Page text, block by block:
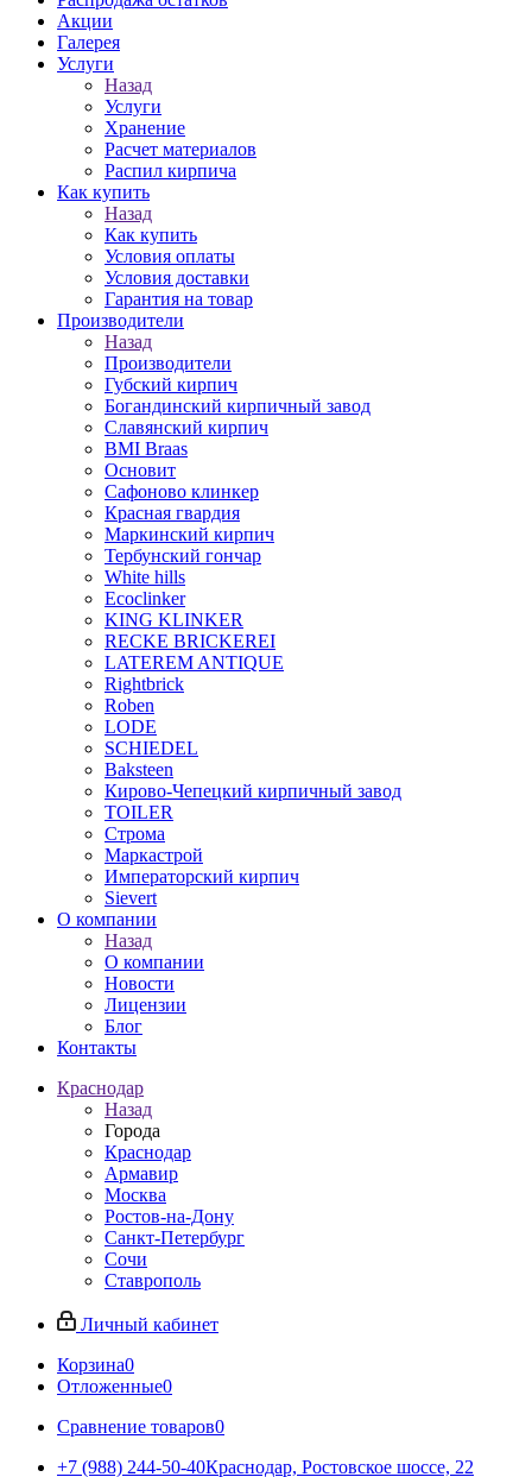
Акции
Галерея
Услуги
Назад
Услуги
Хранение
Расчет материалов
Распил кирпича
Как купить
Назад
Как купить
Условия оплаты
Условия доставки
Гарантия на товар
Производители
Назад
Производители
Губский кирпич
Богандинский кирпичный завод
Славянский кирпич
BMI Braas
Основит
Сафоново клинкер
Красная гвардия
Маркинский кирпич
Тербунский гончар
White hills
Ecoclinker
KING KLINKER
RECKE BRICKEREI
LATEREM ANTIQUE
Rightbrick
Roben
LODE
SCHIEDEL
Baksteen
Кирово-Чепецкий кирпичный завод
TOILER
Строма
Маркастрой
Императорский кирпич
Sievert
О компании
Назад
О компании
Новости
Лицензии
Блог
Контакты
Краснодар
Назад
Города
Краснодар
Армавир
Москва
Ростов-на-Дону
Санкт-Петербург
Сочи
Ставрополь
Личный кабинет
Корзина0
Отложенные0
Сравнение товаров0
+7 (988) 244-50-40Краснодар, Ростовское шоссе, 22